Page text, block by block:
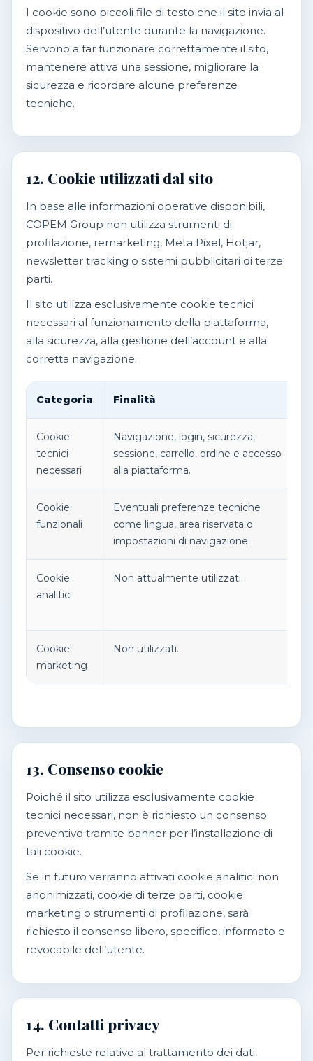
I cookie sono piccoli file di testo che il sito invia al
dispositivo dell’utente durante la navigazione.
Servono a far funzionare correttamente il sito,
mantenere attiva una sessione, migliorare la
sicurezza e ricordare alcune preferenze
tecniche.
12. Cookie utilizzati dal sito
In base alle informazioni operative disponibili,
COPEM Group non utilizza strumenti di
profilazione, remarketing, Meta Pixel, Hotjar,
newsletter tracking o sistemi pubblicitari di terze
parti.
Il sito utilizza esclusivamente cookie tecnici
necessari al funzionamento della piattaforma,
alla sicurezza, alla gestione dell’account e alla
corretta navigazione.
Categoria Finalità
Cookie
tecnici
necessari
Navigazione, login, sicurezza,
sessione, carrello, ordine e accesso
alla piattaforma.
Cookie
funzionali
Eventuali preferenze tecniche
come lingua, area riservata o
impostazioni di navigazione.
Cookie
analitici
Non attualmente utilizzati.
Cookie
marketing
Non utilizzati.
13. Consenso cookie
Poiché il sito utilizza esclusivamente cookie
tecnici necessari, non è richiesto un consenso
preventivo tramite banner per l’installazione di
tali cookie.
Se in futuro verranno attivati cookie analitici non
anonimizzati, cookie di terze parti, cookie
marketing o strumenti di profilazione, sarà
richiesto il consenso libero, specifico, informato e
revocabile dell’utente.
14. Contatti privacy
Per richieste relative al trattamento dei dati